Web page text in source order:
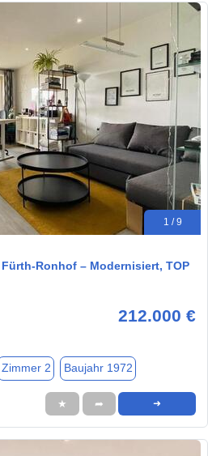
1 / 9
Ronhof – Modernisiert, TOP
212.000 €
Zimmer 2 Baujahr 1972
★ ➦ ➜